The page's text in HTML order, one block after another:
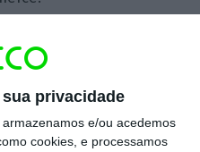
privacidade
armazenamos e/ou acedemos
cookies, e processamos